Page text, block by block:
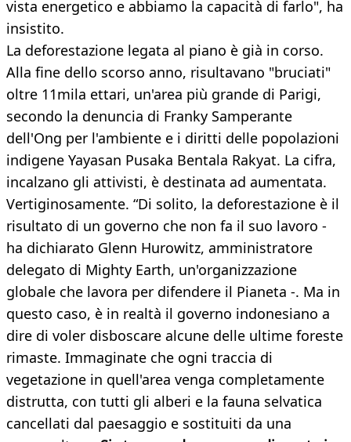
vista energetico e abbiamo la capacità di farlo", ha
insistito.
La deforestazione legata al piano è già in corso.
Alla fine dello scorso anno, risultavano "bruciati"
oltre 11mila ettari, un'area più grande di Parigi,
secondo la denuncia di Franky Samperante
dell'Ong per l'ambiente e i diritti delle popolazioni
indigene Yayasan Pusaka Bentala Rakyat. La cifra,
incalzano gli attivisti, è destinata ad aumentata.
Vertiginosamente. “Di solito, la deforestazione è il
risultato di un governo che non fa il suo lavoro -
ha dichiarato Glenn Hurowitz, amministratore
delegato di Mighty Earth, un'organizzazione
globale che lavora per difendere il Pianeta -. Ma in
questo caso, è in realtà il governo indonesiano a
dire di voler disboscare alcune delle ultime foreste
rimaste. Immaginate che ogni traccia di
vegetazione in quell'area venga completamente
distrutta, con tutti gli alberi e la fauna selvatica
cancellati dal paesaggio e sostituiti da una